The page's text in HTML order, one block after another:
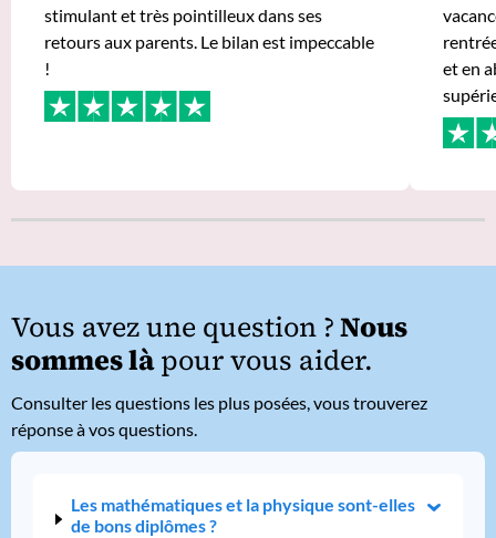
stimulant et très pointilleux dans ses
retours aux parents. Le bilan est impeccable
!
et en
Vous avez une question ?Nous
sommes làpour vous aider.
Consulter les questions les plus posées, vous trouverez
réponse à vos questions.
Les mathématiques et la physique sont-elles
de bons diplômes ?